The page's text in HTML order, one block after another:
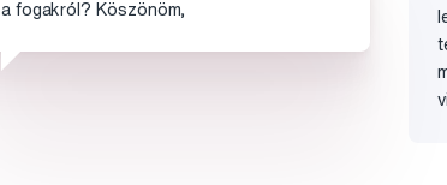
a fogakról? Köszönöm,